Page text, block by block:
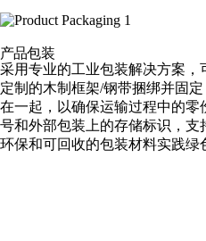
产品包装
采用专业的工业包装解决方案
定制的木制框架/钢带捆绑并固
在一起，以确保运输过程中的
号和外部包装上的存储标识，支
环保和可回收的包装材料实践绿